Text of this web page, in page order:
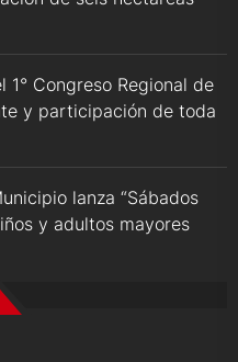
1° Congreso Regional de
y participación de toda
lanza “Sábados
y adultos mayores